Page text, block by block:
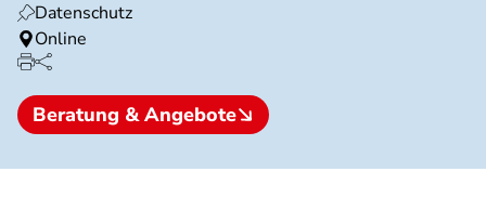
Datenschutz
Online
Beratung & Angebote